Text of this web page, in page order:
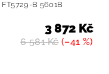
B 5601B
6 581 Kč(–41 %)
3 872 Kč